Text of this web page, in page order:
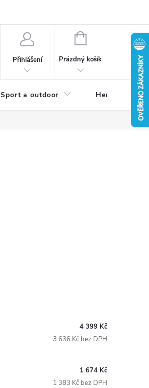
Přihlášení
NÁKUPNÍ
Prázdný košík
Sport a outdoor Herní zóna
4 399 Kč
3 636 Kč bez DPH
1 674 Kč
1 383 Kč bez DPH